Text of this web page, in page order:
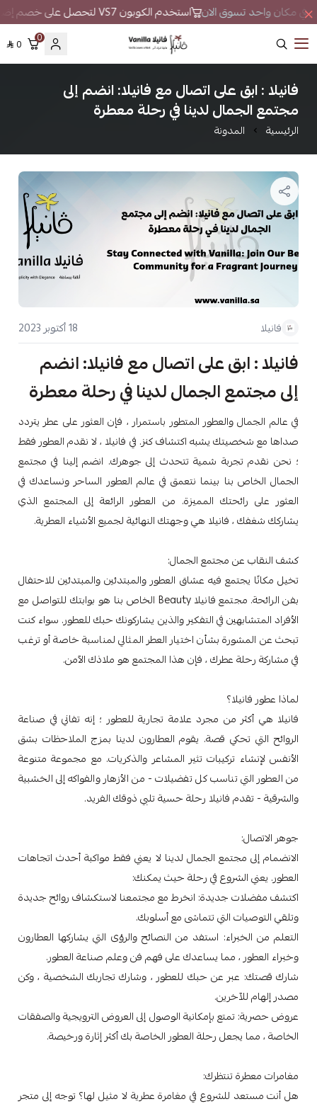
في مكان واحد تسوق الان استخدم الكوبون VS7 لتحصل على خصم إضافي
فانيلا
0
0
فانيلا : ابق على اتصال مع فانيلا: انضم إلى
مجتمع الجمال لدينا في رحلة معطرة
الرئيسية المدونة
فانيلا 18 أكتوبر 2023
فانيلا : ابق على اتصال مع فانيلا: انضم
إلى مجتمع الجمال لدينا في رحلة معطرة
في عالم الجمال والعطور المتطور باستمرار ، فإن العثور على عطر يتردد
صداها مع شخصيتك يشبه اكتشاف كنز. في فانيلا ، لا نقدم العطور فقط
؛ نحن نقدم تجربة شمية تتحدث إلى جوهرك. انضم إلينا في مجتمع
الجمال الخاص بنا بينما نتعمق في عالم العطور الساحر ونساعدك في
العثور على رائحتك المميزة. من العطور الرائعة إلى المجتمع الذي
يشاركك شغفك ، فانيلا هي وجهتك النهائية لجميع الأشياء العطرية.
كشف النقاب عن مجتمع الجمال:
تخيل مكانًا يجتمع فيه عشاق العطور والمبتدئين والمبتدئين للاحتفال
بفن الرائحة. مجتمع فانيلا Beauty الخاص بنا هو بوابتك للتواصل مع
الأفراد المتشابهين في التفكير والذين يشاركونك حبك للعطور. سواء كنت
تبحث عن المشورة بشأن اختيار العطر المثالي لمناسبة خاصة أو ترغب
في مشاركة رحلة عطرك ، فإن هذا المجتمع هو ملاذك الآمن.
لماذا عطور فانيلا؟
فانيلا هي أكثر من مجرد علامة تجارية للعطور ؛ إنه تفاني في صناعة
الروائح التي تحكي قصة. يقوم العطارون لدينا بمزج الملاحظات بشق
الأنفس لإنشاء تركيبات تثير المشاعر والذكريات. مع مجموعة متنوعة
من العطور التي تناسب كل تفضيلات - من الأزهار والفواكه إلى الخشبية
والشرقية - تقدم فانيلا رحلة حسية تلبي ذوقك الفريد.
جوهر الاتصال:
الانضمام إلى مجتمع الجمال لدينا لا يعني فقط مواكبة أحدث اتجاهات
العطور. يعني الشروع في رحلة حيث يمكنك:
اكتشف مفضلات جديدة: انخرط مع مجتمعنا لاستكشاف روائح جديدة
وتلقي التوصيات التي تتماشى مع أسلوبك.
التعلم من الخبراء: استفد من النصائح والرؤى التي يشاركها العطارون
وخبراء العطور ، مما يساعدك على فهم فن وعلم صناعة العطور.
شارك قصتك: عبر عن حبك للعطور ، وشارك تجاربك الشخصية ، وكن
مصدر إلهام للآخرين.
عروض حصرية: تمتع بإمكانية الوصول إلى العروض الترويجية والصفقات
الخاصة ، مما يجعل رحلة العطور الخاصة بك أكثر إثارة ورخيصة.
مغامرات معطرة تنتظرك:
هل أنت مستعد للشروع في مغامرة عطرية لا مثيل لها؟ توجه إلى متجر